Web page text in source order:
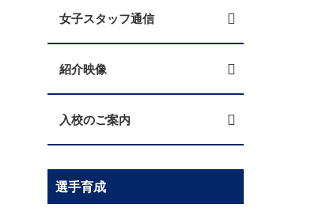
女子スタッフ通信
紹介映像
入校のご案内
選手育成